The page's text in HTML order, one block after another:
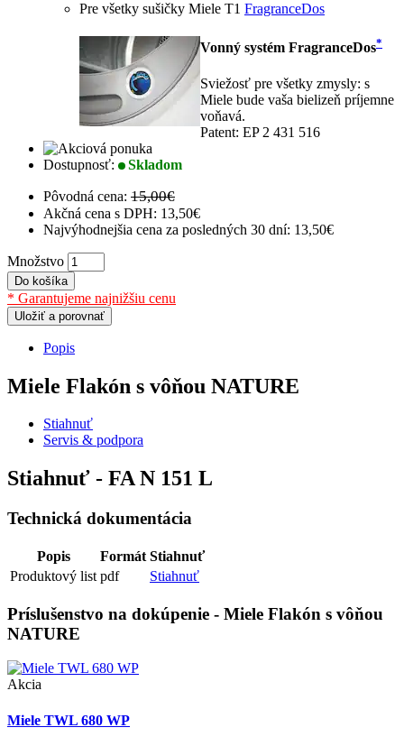
Pre všetky sušičky Miele T1 FragranceDos
Vonný systém FragranceDos*
Sviežosť pre všetky zmysly: s
Miele bude vaša bielizeň príjemne
voňavá.
Patent: EP 2 431 516
Dostupnosť: Skladom
Pôvodná cena: 15,00€
Akčná cena s DPH: 13,50€
Najvýhodnejšia cena za posledných 30 dní: 13,50€
Množstvo
Do košíka
* Garantujeme najnižšiu cenu
Uložiť a porovnať
Popis
Miele Flakón s vôňou NATURE
Stiahnuť
Servis & podpora
Stiahnuť - FA N 151 L
Technická dokumentácia
Popis Formát Stiahnuť
Produktový list pdf Stiahnuť
Príslušenstvo na dokúpenie - Miele Flakón s vôňou
NATURE
Akcia
Miele TWL 680 WP